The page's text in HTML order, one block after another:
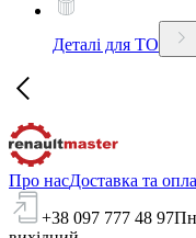
Деталі для ТО
Про насДоставка та
+38 097 777 48 97